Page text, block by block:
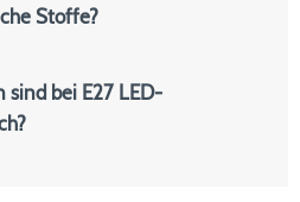
Stoffe?
sind bei E27 LED-